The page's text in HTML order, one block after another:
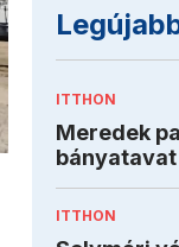
ITTHON
Meredek
bányatavat
ITTHON